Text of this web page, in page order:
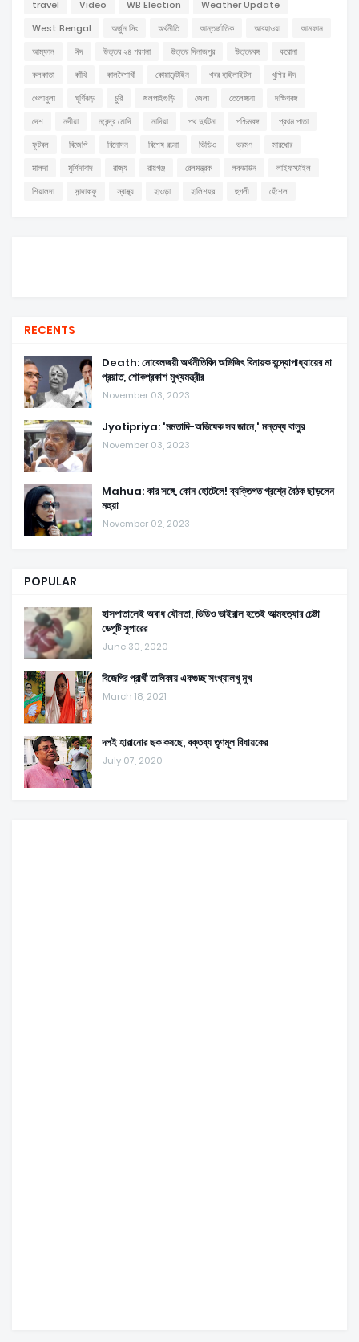
travel Video WB Election
Weather Update
West Bengal
অর্জুন সিং অর্থনীতি আন্তর্জাতিক আবহাওয়া
আমফান
আম্ফান
ঈদ উত্তর ২৪ পরগনা উত্তর দিনাজপুর উত্তরবঙ্গ
করোনা
কলকাতা
কাঁথি কালবৈশাখী কোয়ারেন্টাইন খবর হাইলাইটস
খুশির ঈদ
খেলাধুলা
ঘূর্ণিঝড় চুরি জলপাইগুড়ি জেলা তেলেঙ্গানা
দক্ষিণবঙ্গ
দেশ
নদীয়া নরেন্দ্র মোদি নাদিয়া পথ দুর্ঘটনা পশ্চিমবঙ্গ
প্রথম পাতা
ফুটবল
বিজেপি বিনোদন বিশেষ রচনা ভিডিও ভ্রমণ
মারধোর
মালদা
মুর্শিদাবাদ রাজ্য রায়গঞ্জ রেলমন্ত্রক লকডাউন
লাইফস্টাইল
শিয়ালদা
সান্দাকফু স্বাস্থ্য হাওড়া হালিশহর হুগলী হেঁশেল
RECENTS
Death: নোবেলজয়ী অর্থনীতিবিদ অভিজিৎ বিনায়ক বন্দ্যোপাধ্যায়ের মা
প্রয়াত, শোকপ্রকাশ মুখ্যমন্ত্রীর
November 03, 2023
Jyotipriya: 'মমতাদি-অভিষেক সব জানে,' মন্তব্য বালুর
November 03, 2023
Mahua: কার সঙ্গে, কোন হোটেলে! ব্যক্তিগত প্রশ্নে বৈঠক ছাড়লেন
মহুয়া
November 02, 2023
POPULAR
হাসপাতালেই অবাধ যৌনতা, ভিডিও ভাইরাল হতেই আত্মহত্যার চেষ্টা
ডেপুটি সুপারের
June 30, 2020
বিজেপির প্রার্থী তালিকায় একগুচ্ছ সংখ্যালখু মুখ
March 18, 2021
দলই হারানোর ছক কষছে, বক্তব্য তৃণমূল বিধায়কের
July 07, 2020